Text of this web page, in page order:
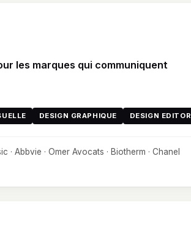
les marques qui communiquent
DESIGN GRAPHIQUE DESIGN
· Abbvie · Omer Avocats · Biotherm · Chanel